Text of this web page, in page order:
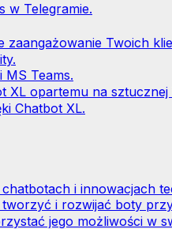
w Telegramie.
Twoich
MS Teams.
XL opartemu na sztucznej
Chatbot XL.
i innowacjach
i rozwijać boty
jego możliwości w